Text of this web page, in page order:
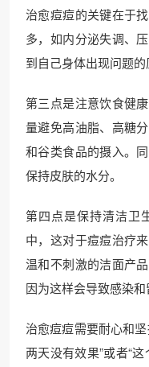
治愈痘痘的关键在于
多，如内分泌失调、
到自己身体出现问题的
第三点是注意饮食健
量避免高油脂、高糖
和谷类食品的摄入。
保持皮肤的水分。
第四点是保持清洁卫
中，这对于痘痘治疗
温和不刺激的洁面产
因为这样会导致感染和
治愈痘痘需要耐心和
两天没有效果”或者“